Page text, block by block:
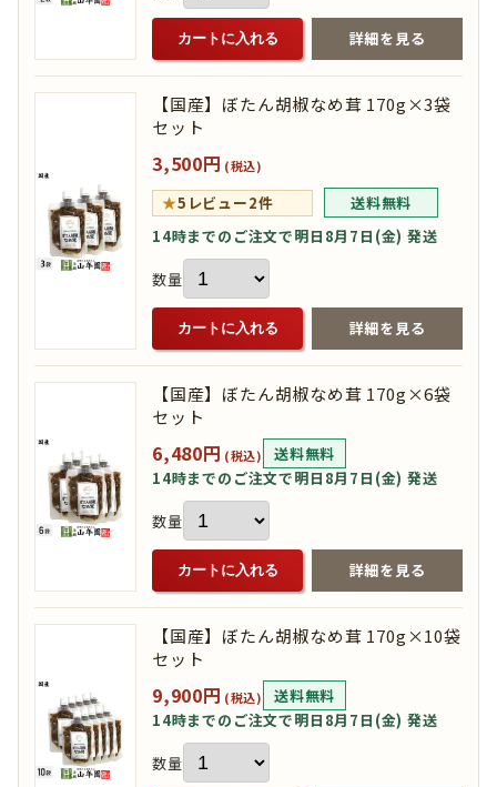
カートに入れる 詳細を見る
【国産】ぼたん胡椒なめ茸 170g×3袋
セット
3,500円 (税込)
★5 レビュー2件
送料無料
14時までのご注文で明日8月7日(金) 発送
数量
カートに入れる 詳細を見る
【国産】ぼたん胡椒なめ茸 170g×6袋
セット
6,480円 (税込)
送料無料
14時までのご注文で明日8月7日(金) 発送
数量
カートに入れる 詳細を見る
【国産】ぼたん胡椒なめ茸 170g×10袋
セット
9,900円 (税込)
送料無料
14時までのご注文で明日8月7日(金) 発送
数量